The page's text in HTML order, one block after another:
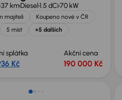
kmDiesel1.5 dCi70 kW
majiteli
Koupeno nové v ČR
5 míst +5 dalších
splátka
Kč
Akční cena
190 000 Kč
odpočtu DPH